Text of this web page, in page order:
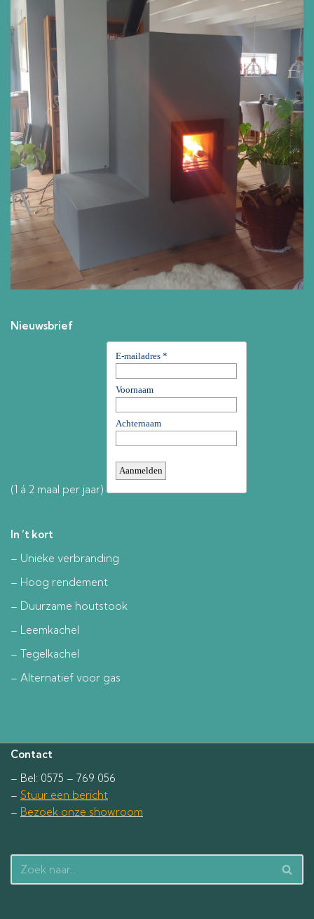
Nieuwsbrief
(1 á 2 maal per jaar)
In ’t kort
– Unieke verbranding
– Hoog rendement
– Duurzame houtstook
– Leemkachel
– Tegelkachel
– Alternatief voor gas
Contact
– Bel: 0575 – 769 056
– Stuur een bericht
– Bezoek onze showroom